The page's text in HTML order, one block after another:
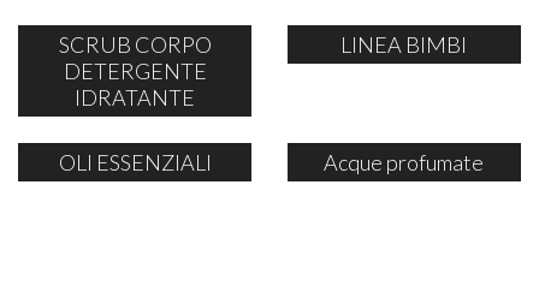
SCRUB CORPO
DETERGENTE
IDRATANTE
LINEA BIMBI
OLI ESSENZIALI Acque profumate